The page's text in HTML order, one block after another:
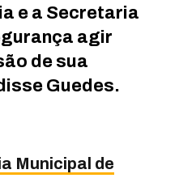
e a Secretaria
agir
de sua
Guedes.
Municipal de